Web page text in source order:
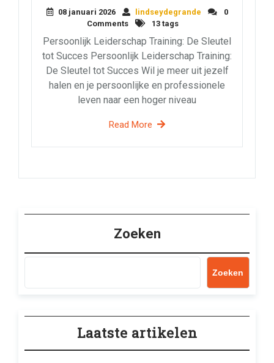
08 januari 2026 lindseydegrande
0
Comments
13 tags
Persoonlijk Leiderschap Training: De Sleutel
tot Succes Persoonlijk Leiderschap Training:
De Sleutel tot Succes Wil je meer uit jezelf
halen en je persoonlijke en professionele
leven naar een hoger niveau
Read More
Zoeken
Zoeken
Laatste artikelen